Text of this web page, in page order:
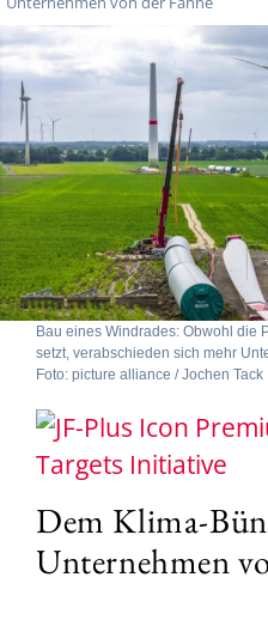
Bau eines Windrades: Obwohl die
setzt, verabschieden sich mehr
Foto: picture alliance / Jochen Tack
Targets Initiative
Dem Klima-
Unternehmen